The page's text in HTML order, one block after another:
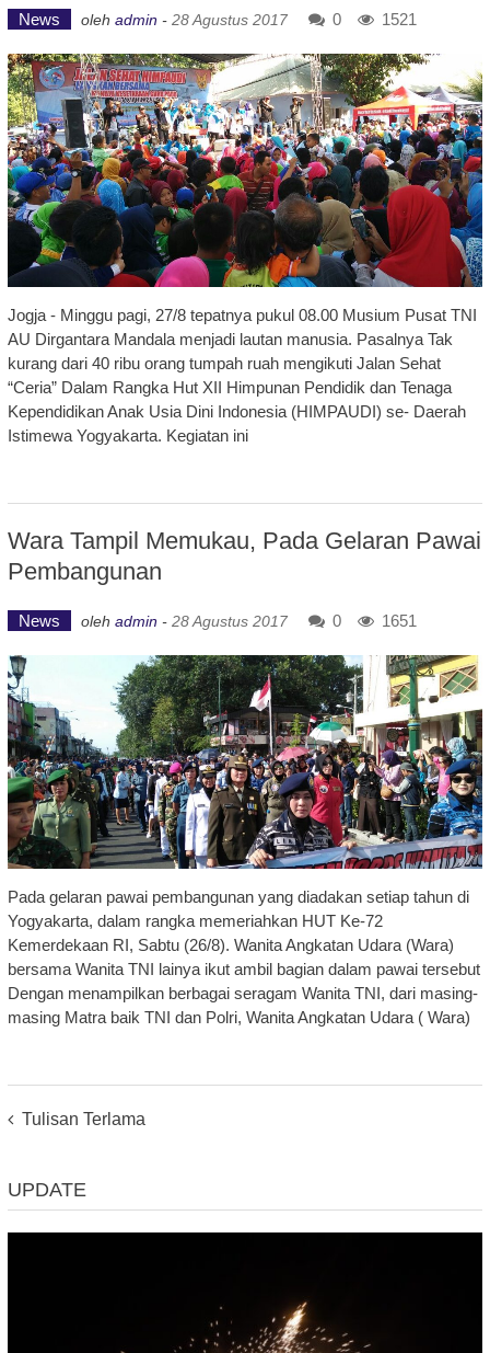
News oleh admin - 28 Agustus 2017 0 1521
Jogja - Minggu pagi, 27/8 tepatnya pukul 08.00 Musium Pusat TNI
AU Dirgantara Mandala menjadi lautan manusia. Pasalnya Tak
kurang dari 40 ribu orang tumpah ruah mengikuti Jalan Sehat
“Ceria” Dalam Rangka Hut XII Himpunan Pendidik dan Tenaga
Kependidikan Anak Usia Dini Indonesia (HIMPAUDI) se- Daerah
Istimewa Yogyakarta. Kegiatan ini
Wara Tampil Memukau, Pada Gelaran Pawai
Pembangunan
News oleh admin - 28 Agustus 2017 0 1651
Pada gelaran pawai pembangunan yang diadakan setiap tahun di
Yogyakarta, dalam rangka memeriahkan HUT Ke-72
Kemerdekaan RI, Sabtu (26/8). Wanita Angkatan Udara (Wara)
bersama Wanita TNI lainya ikut ambil bagian dalam pawai tersebut
Dengan menampilkan berbagai seragam Wanita TNI, dari masing-
masing Matra baik TNI dan Polri, Wanita Angkatan Udara ( Wara)
Posts
Tulisan Terlama
UPDATE